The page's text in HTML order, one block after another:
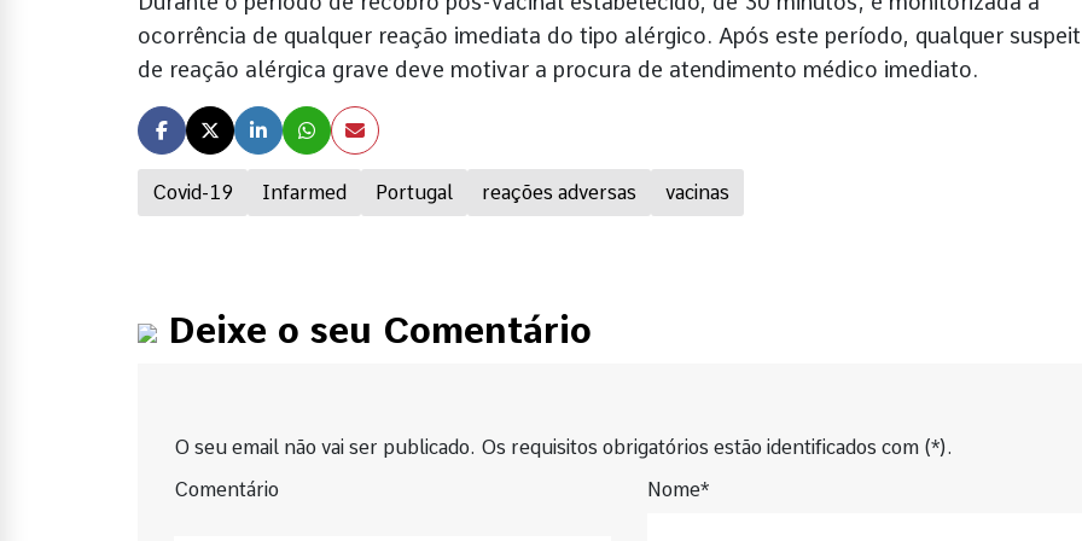
Covid-19 Infarmed Portugal reações adversas vacinas
ocorrência de qualquer reação imediata do tipo alérgico. Após este período, qualquer
de reação alérgica grave deve motivar a procura de atendimento médico imediato.
Deixe o seu Comentário
O seu email não vai ser publicado. Os requisitos obrigatórios estão identificados com (*).
Comentário
Nome*